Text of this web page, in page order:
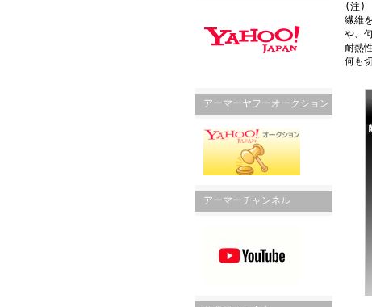
アーマーヤフーオークション
アーマーチャンネル
(注)
繊維
や、
耐熱
何も